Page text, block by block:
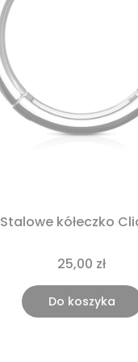
Stalowe kółeczko
25,00 zł
Do koszyka